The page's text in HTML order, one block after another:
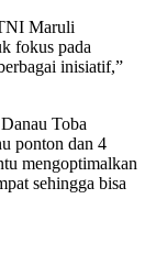
Maruli
fokus pada
inisiatif,”
Toba
ponton dan 4
mengoptimalkan
sehingga bisa